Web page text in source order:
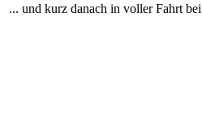
... und kurz danach in voller Fahrt